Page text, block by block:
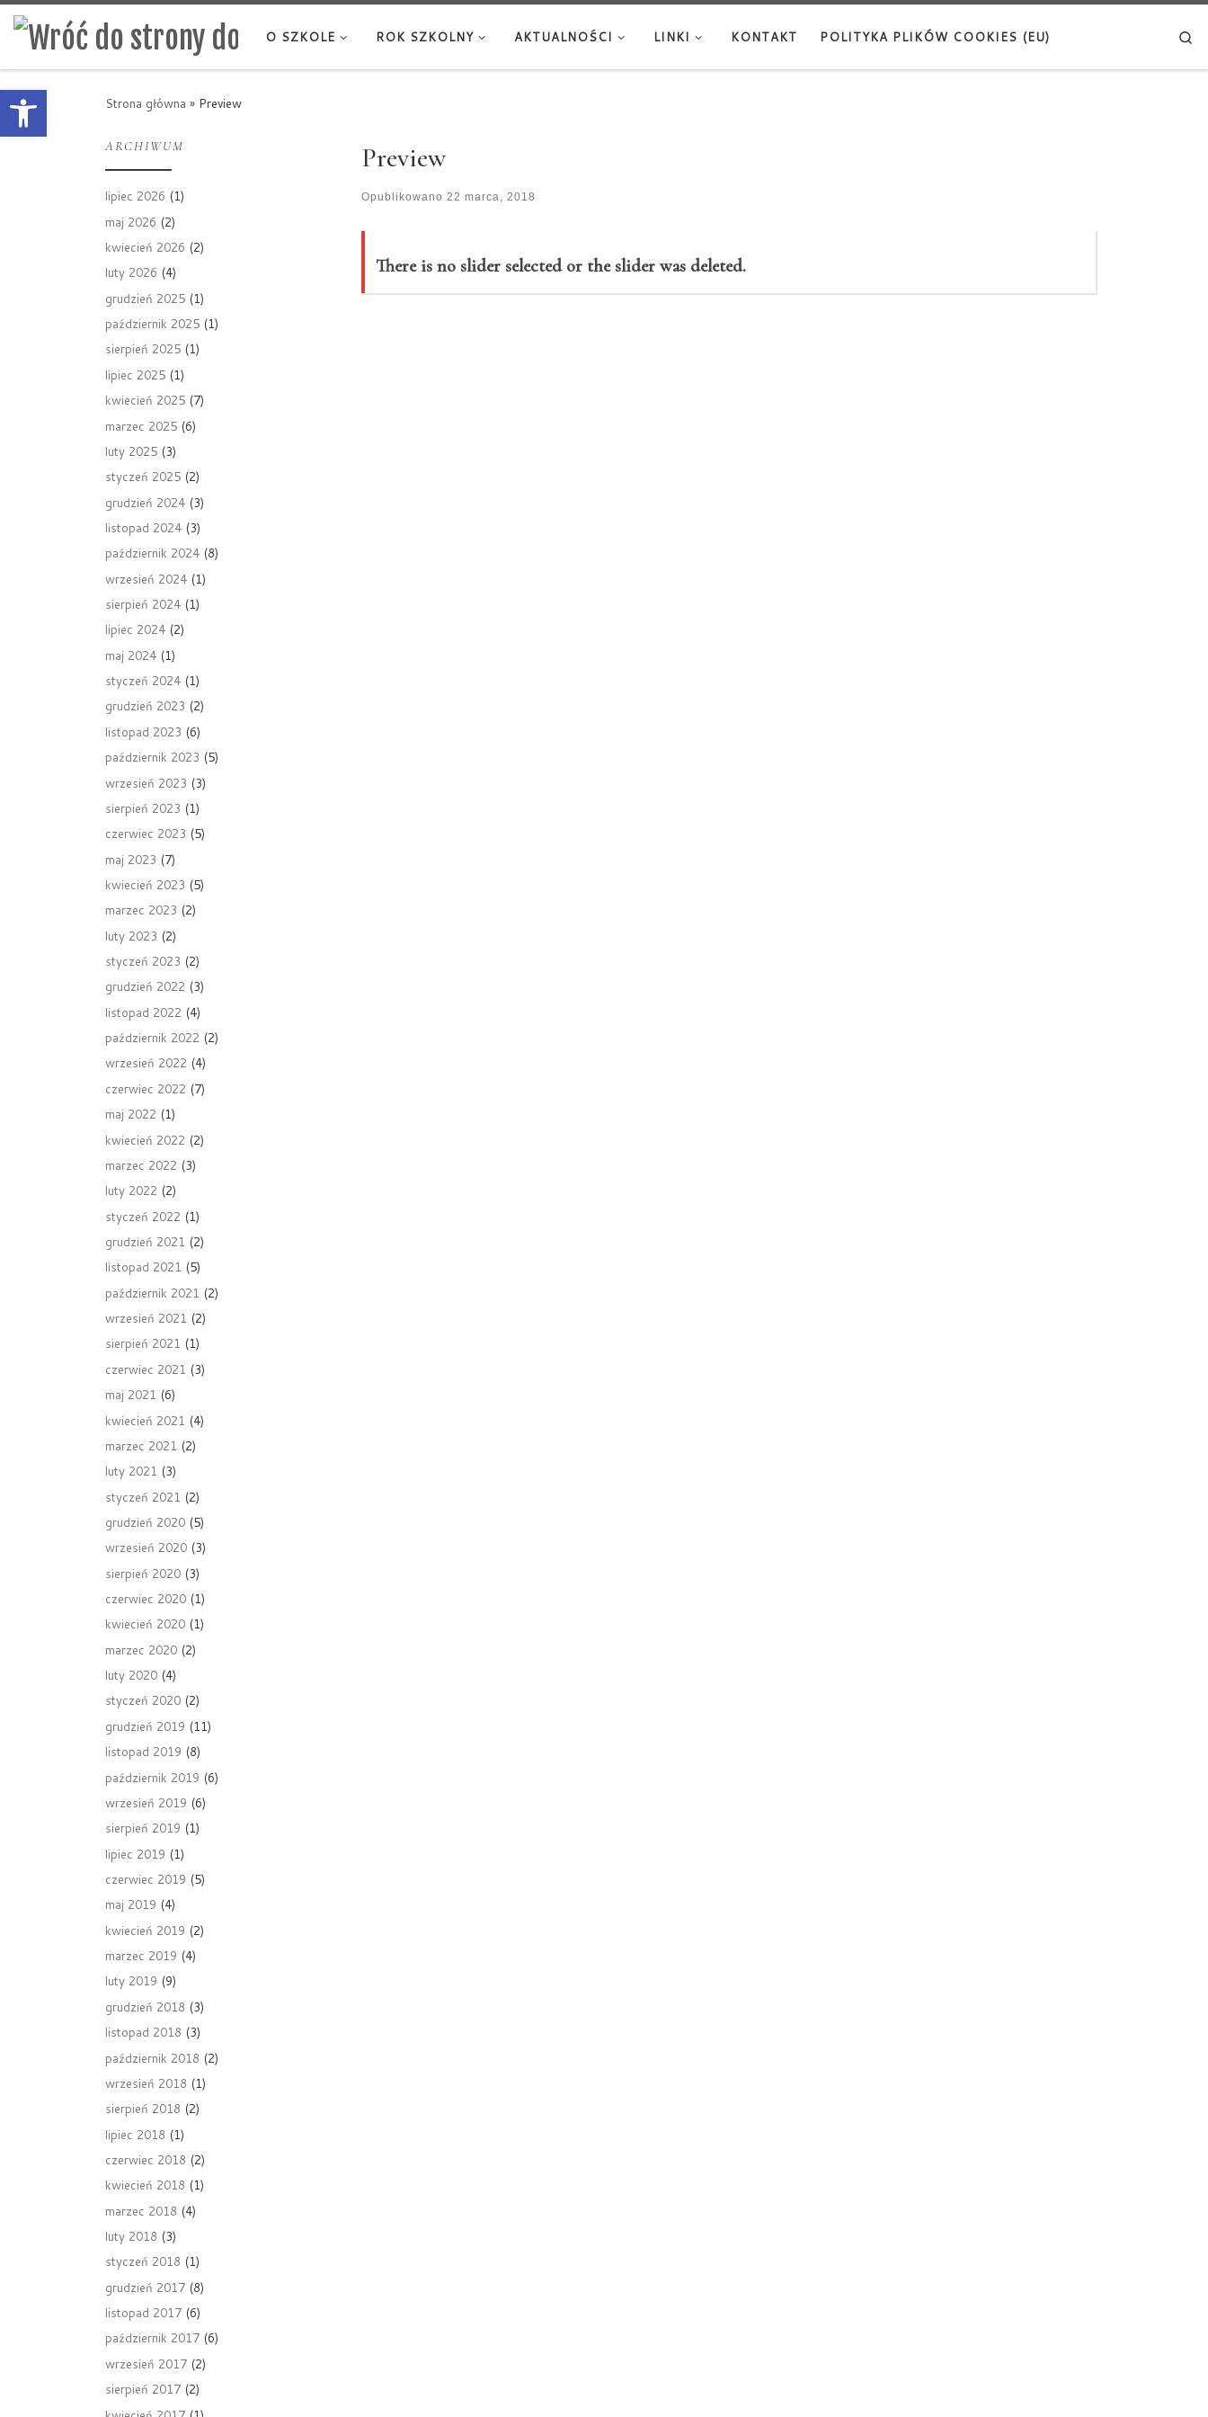
Otwórz pasek narzędzi
Przejdź do treści
O SZKOLE ROK SZKOLNY AKTUALNOŚCI LINKI KONTAKT POLITYKA PLIKÓW COOKIES (EU)
Strona główna » Preview
Preview
Opublikowano 22 marca, 2018
There is no slider selected or the slider was deleted.
ARCHIWUM
lipiec 2026 (1)
maj 2026 (2)
kwiecień 2026 (2)
luty 2026 (4)
grudzień 2025 (1)
październik 2025 (1)
sierpień 2025 (1)
lipiec 2025 (1)
kwiecień 2025 (7)
marzec 2025 (6)
luty 2025 (3)
styczeń 2025 (2)
grudzień 2024 (3)
listopad 2024 (3)
październik 2024 (8)
wrzesień 2024 (1)
sierpień 2024 (1)
lipiec 2024 (2)
maj 2024 (1)
styczeń 2024 (1)
grudzień 2023 (2)
listopad 2023 (6)
październik 2023 (5)
wrzesień 2023 (3)
sierpień 2023 (1)
czerwiec 2023 (5)
maj 2023 (7)
kwiecień 2023 (5)
marzec 2023 (2)
luty 2023 (2)
styczeń 2023 (2)
grudzień 2022 (3)
listopad 2022 (4)
październik 2022 (2)
wrzesień 2022 (4)
czerwiec 2022 (7)
maj 2022 (1)
kwiecień 2022 (2)
marzec 2022 (3)
luty 2022 (2)
styczeń 2022 (1)
grudzień 2021 (2)
listopad 2021 (5)
październik 2021 (2)
wrzesień 2021 (2)
sierpień 2021 (1)
czerwiec 2021 (3)
maj 2021 (6)
kwiecień 2021 (4)
marzec 2021 (2)
luty 2021 (3)
styczeń 2021 (2)
grudzień 2020 (5)
wrzesień 2020 (3)
sierpień 2020 (3)
czerwiec 2020 (1)
kwiecień 2020 (1)
marzec 2020 (2)
luty 2020 (4)
styczeń 2020 (2)
grudzień 2019 (11)
listopad 2019 (8)
październik 2019 (6)
wrzesień 2019 (6)
sierpień 2019 (1)
lipiec 2019 (1)
czerwiec 2019 (5)
maj 2019 (4)
kwiecień 2019 (2)
marzec 2019 (4)
luty 2019 (9)
grudzień 2018 (3)
listopad 2018 (3)
październik 2018 (2)
wrzesień 2018 (1)
sierpień 2018 (2)
lipiec 2018 (1)
czerwiec 2018 (2)
kwiecień 2018 (1)
marzec 2018 (4)
luty 2018 (3)
styczeń 2018 (1)
grudzień 2017 (8)
listopad 2017 (6)
październik 2017 (6)
wrzesień 2017 (2)
sierpień 2017 (2)